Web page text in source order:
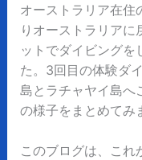
オーストラリア在住
りオーストラリア
ットでダイビングを
た。3回目の体験ダ
島とラチャヤイ島へ
の様子をまとめてみ
このブログは、これ